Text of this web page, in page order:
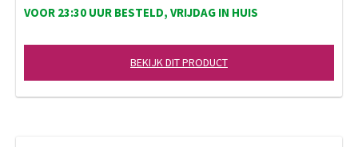
VOOR 23:30 UUR BESTELD, VRIJDAG IN HUIS
BEKIJK DIT PRODUCT